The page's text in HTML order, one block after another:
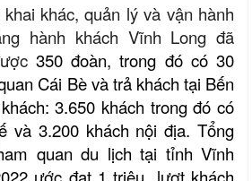
khác, quản lý và vận hành
hành khách Vĩnh Long đã
350 đoàn, trong đó có 30
Cái Bè và trả khách tại Bến
3.650 khách trong đó có
và 3.200 khách nội địa. Tổng
quan du lịch tại tỉnh Vĩnh